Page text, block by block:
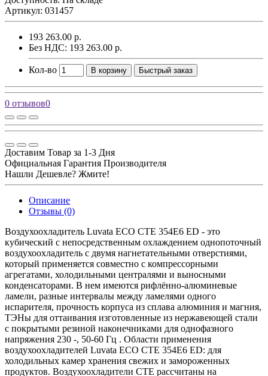
Артикул: 031457
193 263.00 р.
Без НДС: 193 263.00 р.
Кол-во В корзину Быстрый заказ
0 отзывов0
Доставим Товар за 1-3 Дня
Официальная Гарантия Производителя
Нашли Дешевле? Жмите!
Описание
Отзывы (0)
Воздухоохладитель Luvata ECO CTE 354E6 ED - это
кубический с непосредственным охлаждением однопоточный
воздухоохладитель с двумя нагнетательными отверстиями,
который применяется совместно с компрессорными
агрегатами, холодильными централями и выносными
конденсаторами. В нем имеются рифлённо-алюминевые
ламели, разные интервалы между ламелями одного
испарителя, прочность корпуса из сплава алюминия и магния,
ТЭНы для оттаивания изготовленные из нержавеющей стали
c покрытыми резиной наконечниками для однофазного
напряжения 230 ‑, 50-60 Гц . Области применения
воздухоохладителей Luvata ECO CTE 354E6 ED: для
холодильных камер хранения свежих и замороженных
продуктов. Воздухоохладители CTE рассчитаны на